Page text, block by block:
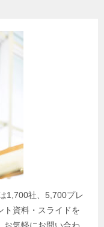
1,700社、5,700プレ
ト資料・スライドを